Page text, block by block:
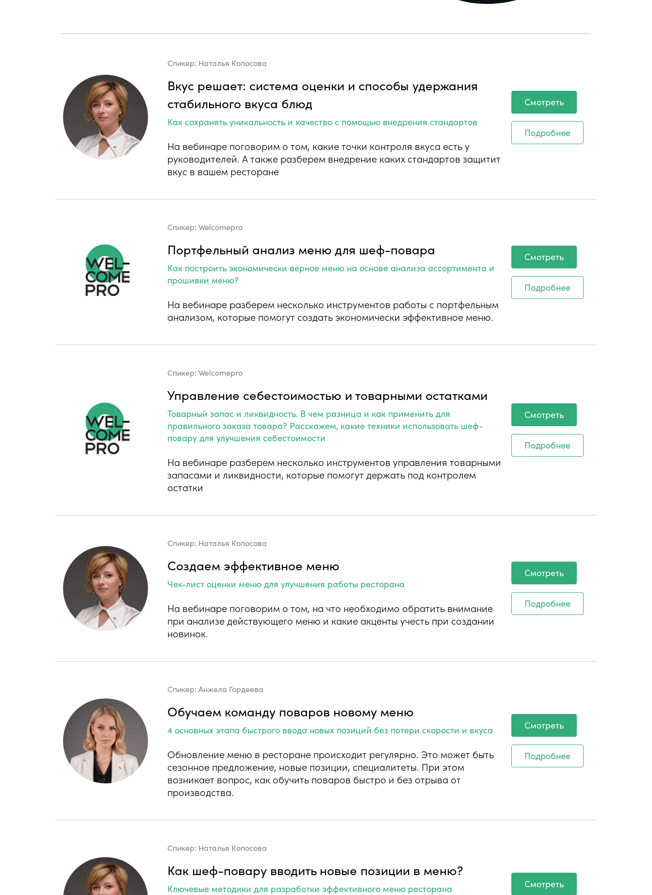
Спикер: Наталья Копосова
Вкус решает: система оценки и способы удержания
стабильного вкуса блюд
Как сохранять уникальность и качество с помощью внедрения стандартов
На вебинаре поговорим о том, какие точки контроля вкуса есть у
руководителей. А также разберем внедрение каких стандартов защитит
вкус в вашем ресторане
Смотреть
Подробнее
Спикер: Welcomepro
Портфельный анализ меню для шеф-повара
Как построить экономически верное меню на основе анализа ассортимента и
прошивки меню?
На вебинаре разберем несколько инструментов работы с портфельным
анализом, которые помогут создать экономически эффективное меню.
Смотреть
Подробнее
Спикер: Welcomepro
Управление себестоимостью и товарными остатками
Товарный запас и ликвидность. В чем разница и как применить для
правильного заказа товара? Расскажем, какие техники использовать шеф-
повару для улучшения себестоимости
На вебинаре разберем несколько инструментов управления товарными
запасами и ликвидности, которые помогут держать под контролем
остатки
Смотреть
Подробнее
Спикер: Наталья Копосова
Создаем эффективное меню
Чек-лист оценки меню для улучшения работы ресторана
На вебинаре поговорим о том, на что необходимо обратить внимание
при анализе действующего меню и какие акценты учесть при создании
новинок.
Смотреть
Подробнее
Спикер: Анжела Гордеева
Обучаем команду поваров новому меню
4 основных этапа быстрого ввода новых позиций без потери скорости и вкуса
Обновление меню в ресторане происходит регулярно. Это может быть
сезонное предложение, новые позиции, специалитеты. При этом
возникает вопрос, как обучить поваров быстро и без отрыва от
производства.
Смотреть
Подробнее
Спикер: Наталья Копосова
Как шеф-повару вводить новые позиции в меню?
Ключевые методики для разработки эффективного меню ресторана Смотреть